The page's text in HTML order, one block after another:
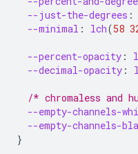
--just-the-degrees :
--minimal : lch(58
--percent-opacity :
--decimal-opacity :
/* chromaless and
--empty-channels-
--empty-channels-
}